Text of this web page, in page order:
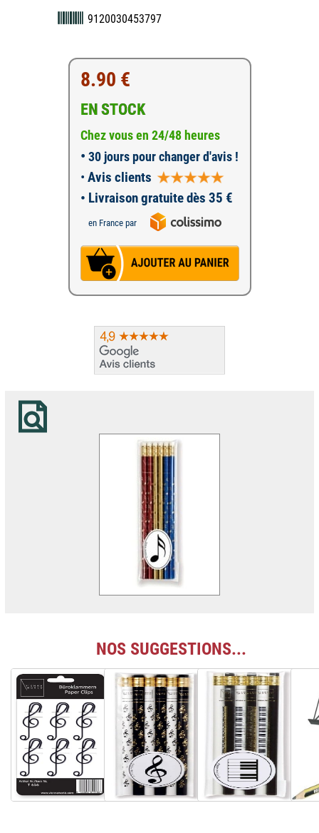
9120030453797
8.90 €
EN STOCK
Chez vous en 24/48 heures
• 30 jours pour changer d'avis !
• Avis clients
• Livraison gratuite dès 35 €
en France par
NOS SUGGESTIONS...